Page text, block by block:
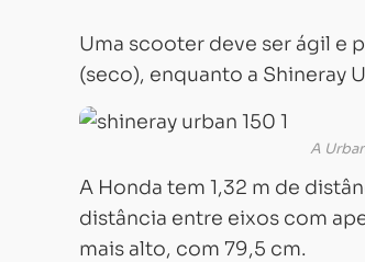
Uma scooter deve ser ágil e
(seco), enquanto a Shineray
A
A Honda tem 1,32 m de
distância entre eixos com
mais alto, com 79,5 cm.